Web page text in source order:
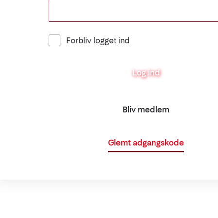
Forbliv logget ind
Log ind
Bliv medlem
Glemt adgangskode